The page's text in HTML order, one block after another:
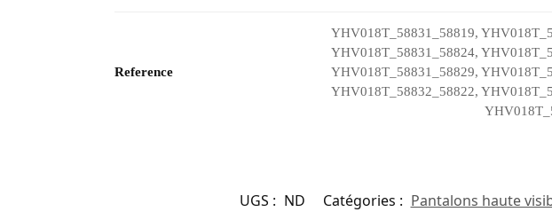
Reference
YHV018T_58831_58819,
YHV018T_58831_58824,
YHV018T_58831_58829,
YHV018T_58832_58822,
UGS : ND Catégories : Pantalons haute